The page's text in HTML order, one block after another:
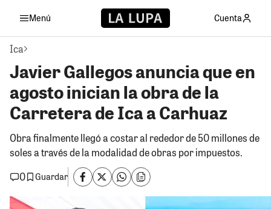
Menú Cuenta
Ica
Javier Gallegos anuncia que en
agosto inician la obra de la
Carretera de Ica a Carhuaz
Obra finalmente llegó a costar al rededor de 50 millones de
soles a través de la modalidad de obras por impuestos.
0
Guardar